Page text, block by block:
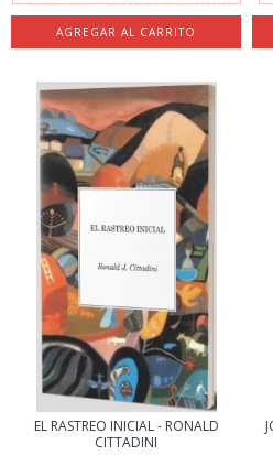
EL RASTREO INICIAL - RONALD
CITTADINI